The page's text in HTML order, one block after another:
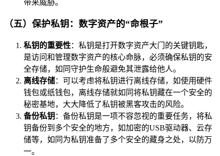
带来威胁。
（五）保护私钥：数字资产的“命根子”
私钥的重要性：私钥是打开数字资产大门的关键钥匙，
是访问和管理数字资产的核心命脉，必须确保私钥的安
全存储，如同守护生命般避免其泄露给他人。
离线存储：可以考虑将私钥进行离线存储，如使用硬件
钱包或纸钱包，离线存储就如同将私钥藏在一个安全的
秘密基地，大大降低了私钥被黑客攻击的风险。
备份私钥 ：备份私钥是一项不容忽视的重要任务，将私
钥备份到多个安全的地方，如加密的USB驱动器、云存
储等，如同为私钥准备了多个安全的藏身之处，以防万
一。